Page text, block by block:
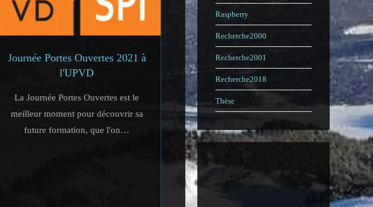
Journée Portes Ouvertes 2021 à
l'UPVD
La Journée Portes Ouvertes est le
meilleur moment pour découvrir sa
future formation, que l'on…
Raspberry
Recherche2000
Recherche2001
Recherche2018
Thèse